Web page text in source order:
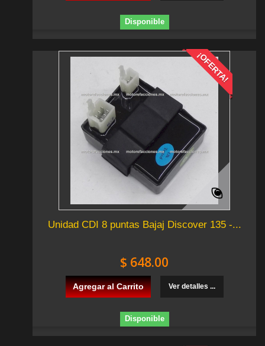
Disponible
¡OFERTA!
Unidad CDI 8 puntas Bajaj Discover 135 -...
$ 648.00
Agregar al Carrito Ver detalles ...
Disponible